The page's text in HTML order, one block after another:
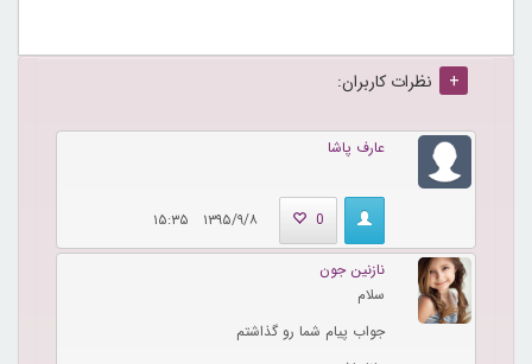
+ نظرات کاربران:
عارف پاشا
0 ۱۳۹۵/۹/۸ ۱۵:۳۵
نازنین جون
سلام
جواب پیام شما رو گذاشتم